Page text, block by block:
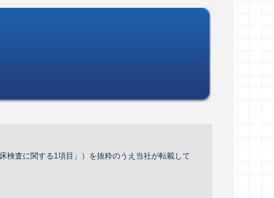
検査に関する1項目」）を抜粋のうえ当社が転載して